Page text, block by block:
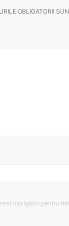
OBLIGATORII
navigator pentru